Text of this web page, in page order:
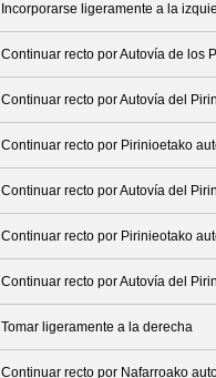
Incorporarse ligeramente a la
Continuar recto por Autovía de los
Continuar recto por Autovía del
Continuar recto por Pirinioetako
Continuar recto por Autovía del
Continuar recto por Pirinieotako
Continuar recto por Autovía del
Tomar ligeramente a la derecha
Continuar recto por Nafarroako